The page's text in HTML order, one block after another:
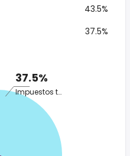
43.5%
37.5%
37.5%
Impuestos totales